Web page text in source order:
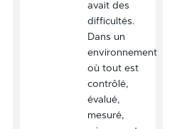
avait des
difficultés.
Dans un
environnement
où tout est
contrôlé,
évalué,
mesuré,